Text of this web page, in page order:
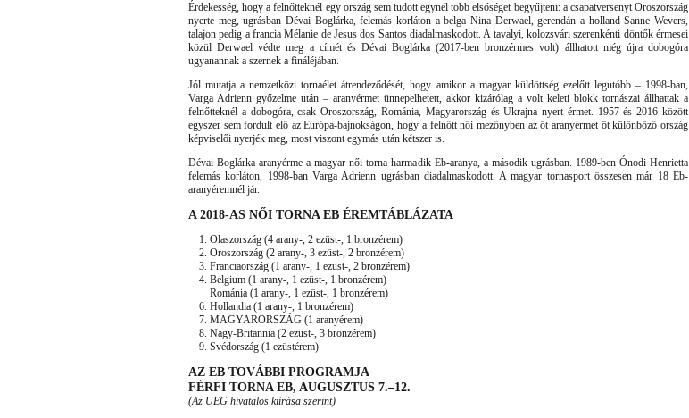
Érdekesség, hogy a felnőtteknél egy ország sem tudott egynél több elsőséget begyűjteni: a csapatversenyt Oroszország
nyerte meg, ugrásban Dévai Boglárka, felemás korláton a belga Nina Derwael, gerendán a holland Sanne Wevers,
talajon pedig a francia Mélanie de Jesus dos Santos diadalmaskodott. A tavalyi, kolozsvári szerenkénti döntők érmesei
közül Derwael védte meg a címét és Dévai Boglárka (2017-ben bronzérmes volt) állhatott még újra dobogóra
ugyanannak a szernek a fináléjában.
Jól mutatja a nemzetközi tornaélet átrendeződését, hogy amikor a magyar küldöttség ezelőtt legutóbb – 1998-ban,
Varga Adrienn győzelme után – aranyérmet ünnepelhetett, akkor kizárólag a volt keleti blokk tornászai állhattak a
felnőtteknél a dobogóra, csak Oroszország, Románia, Magyarország és Ukrajna nyert érmet. 1957 és 2016 között
egyszer sem fordult elő az Európa-bajnokságon, hogy a felnőtt női mezőnyben az öt aranyérmet öt különböző ország
képviselői nyerjék meg, most viszont egymás után kétszer is.
Dévai Boglárka aranyérme a magyar női torna harmadik Eb-aranya, a második ugrásban. 1989-ben Ónodi Henrietta
felemás korláton, 1998-ban Varga Adrienn ugrásban diadalmaskodott. A magyar tornasport összesen már 18 Eb-
aranyéremnél jár.
A 2018-AS NŐI TORNA EB ÉREMTÁBLÁZATA
1. Olaszország (4 arany-, 2 ezüst-, 1 bronzérem)
2. Oroszország (2 arany-, 3 ezüst-, 2 bronzérem)
3. Franciaország (1 arany-, 1 ezüst-, 2 bronzérem)
4. Belgium (1 arany-, 1 ezüst-, 1 bronzérem)
Románia (1 arany-, 1 ezüst-, 1 bronzérem)
6. Hollandia (1 arany-, 1 bronzérem)
7. MAGYARORSZÁG (1 aranyérem)
8. Nagy-Britannia (2 ezüst-, 3 bronzérem)
9. Svédország (1 ezüstérem)
AZ EB TOVÁBBI PROGRAMJA
FÉRFI TORNA EB, AUGUSZTUS 7.–12.
(Az UEG hivatalos kiírása szerint)